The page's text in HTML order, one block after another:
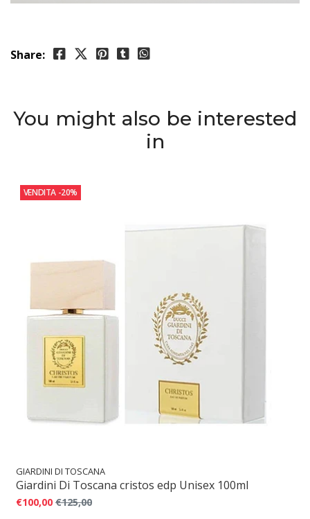
Share:
You might also be interested
in
VENDITA -20%
GIARDINI DI TOSCANA
Giardini Di Toscana cristos edp Unisex 100ml
€100,00 €125,00